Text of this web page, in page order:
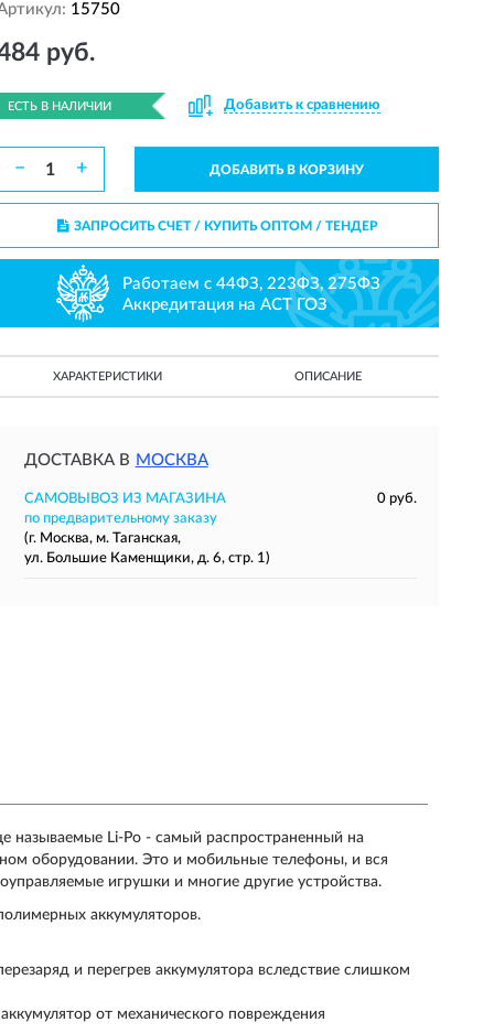
15750
руб.
ЕСТЬ В НАЛИЧИИ Добавить к сравнению
− + ДОБАВИТЬ В КОРЗИНУ
ЗАПРОСИТЬ СЧЕТ / КУПИТЬ ОПТОМ/ ТЕНДЕР
Работаем с 44ФЗ, 223ФЗ, 275ФЗ
Аккредитация на АСТ ГОЗ
ХАРАКТЕРИСТИКИ ОПИСАНИЕ
ДОСТАВКА В МОСКВА
САМОВЫВОЗ ИЗ МАГАЗИНА
0 руб.
по предварительному заказу
(г. Москва, м. Таганская,
ул. Большие Каменщики, д. 6, стр. 1)
называемые Li-Po - самый распространенный на
оборудовании. Это и мобильные телефоны, и вся
игрушки и многие другие устройства.
аккумуляторов.
и перегрев аккумулятора вследствие слишком
от механического повреждения